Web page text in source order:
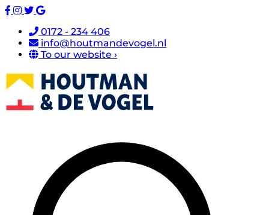
0172 - 234 406
info@houtmandevogel.nl
To our website ›